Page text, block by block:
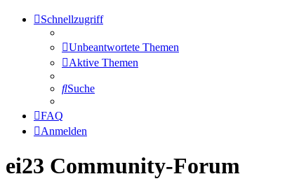
Schnellzugriff
Unbeantwortete Themen
Aktive Themen
Suche
FAQ
Anmelden
ei23 Community-Forum